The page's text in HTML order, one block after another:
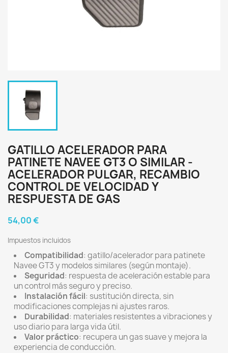
GATILLO ACELERADOR PARA
PATINETE NAVEE GT3 O SIMILAR -
ACELERADOR PULGAR, RECAMBIO
CONTROL DE VELOCIDAD Y
RESPUESTA DE GAS
54,00 €
Impuestos incluidos
Compatibilidad: gatillo/acelerador para patinete
Navee GT3 y modelos similares (según montaje).
Seguridad: respuesta de aceleración estable para
un control más seguro y preciso.
Instalación fácil: sustitución directa, sin
modificaciones complejas ni ajustes raros.
Durabilidad: materiales resistentes a vibraciones y
uso diario para larga vida útil.
Valor práctico: recupera un gas suave y mejora la
experiencia de conducción.